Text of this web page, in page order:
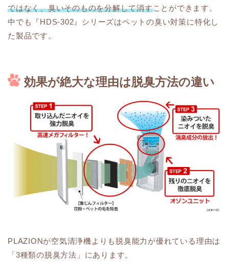
ではなく、臭いそのものを分解して消すことができます。
中でも『HDS-302』シリーズはペットの臭い対策に特化し
た製品です。
効果が絶大な理由は脱臭方法の違い
PLAZIONが空気清浄機よりも脱臭能力が優れている理由は
「3種類の脱臭方法」にあります。